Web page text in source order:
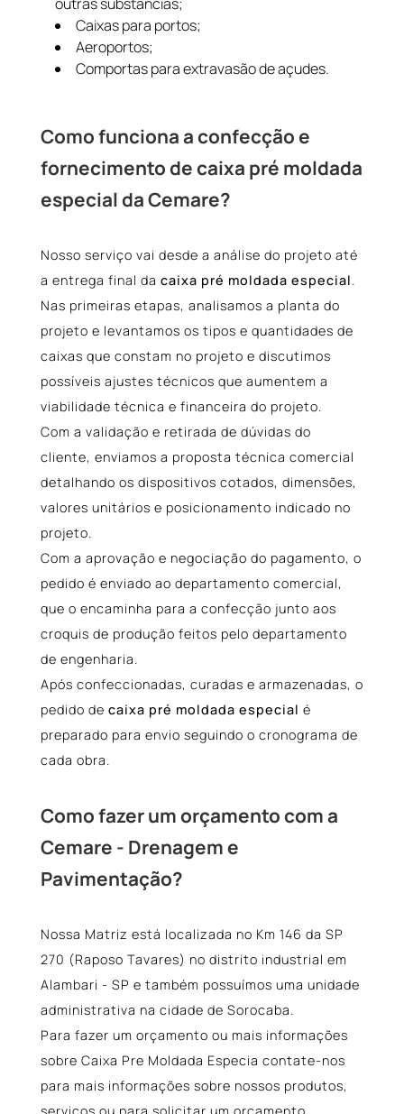
Caixas para portos;
Aeroportos;
Comportas para extravasão de açudes.
Como funciona a confecção e
fornecimento de caixa pré moldada
especial da Cemare?
Nosso serviço vai desde a análise do projeto até
a entrega final da caixa pré moldada especial.
Nas primeiras etapas, analisamos a planta do
projeto e levantamos os tipos e quantidades de
caixas que constam no projeto e discutimos
possíveis ajustes técnicos que aumentem a
viabilidade técnica e financeira do projeto.
Com a validação e retirada de dúvidas do
cliente, enviamos a proposta técnica comercial
detalhando os dispositivos cotados, dimensões,
valores unitários e posicionamento indicado no
projeto.
Com a aprovação e negociação do pagamento, o
pedido é enviado ao departamento comercial,
que o encaminha para a confecção junto aos
croquis de produção feitos pelo departamento
de engenharia.
Após confeccionadas, curadas e armazenadas, o
pedido de caixa pré moldada especial é
preparado para envio seguindo o cronograma de
cada obra.
Como fazer um orçamento com a
Cemare - Drenagem e
Pavimentação?
Nossa Matriz está localizada no Km 146 da SP
270 (Raposo Tavares) no distrito industrial em
Alambari - SP e também possuímos uma unidade
administrativa na cidade de Sorocaba.
Para fazer um orçamento ou mais informações
sobre Caixa Pre Moldada Especia contate-nos
para mais informações sobre nossos produtos,